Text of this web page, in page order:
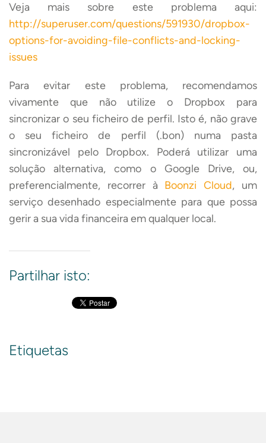
Veja mais sobre este problema aqui:
http://superuser.com/questions/591930/dropbox-
options-for-avoiding-file-conflicts-and-locking-
issues
Para evitar este problema, recomendamos
vivamente que não utilize o Dropbox para
sincronizar o seu ficheiro de perfil. Isto é, não grave
o seu ficheiro de perfil (.bon) numa pasta
sincronizável pelo Dropbox. Poderá utilizar uma
solução alternativa, como o Google Drive, ou,
preferencialmente, recorrer à Boonzi Cloud, um
serviço desenhado especialmente para que possa
gerir a sua vida financeira em qualquer local.
Partilhar isto:
Etiquetas